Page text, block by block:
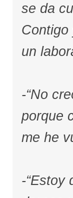
se da
Contigo
un
-“No
porque
me he
-“Estoy